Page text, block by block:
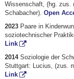
Wissenschaft, (hg. zus.
Schabacher). Open
2023 Paare in
soziotechnischer
Link
2014Soziologie der
Stuttgart: Lucius, (zus.
Link